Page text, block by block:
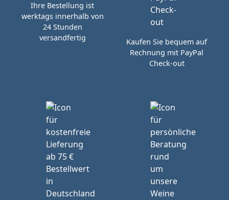
Ihre Bestellung ist
werktags innerhalb von
24 Stunden
versandfertig
Kaufen Sie bequem auf
Rechnung mit PayPal
Check-out